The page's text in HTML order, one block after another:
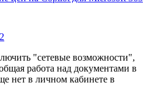
"сетевые возможности",
работа над документами в
нет в личном кабинете в